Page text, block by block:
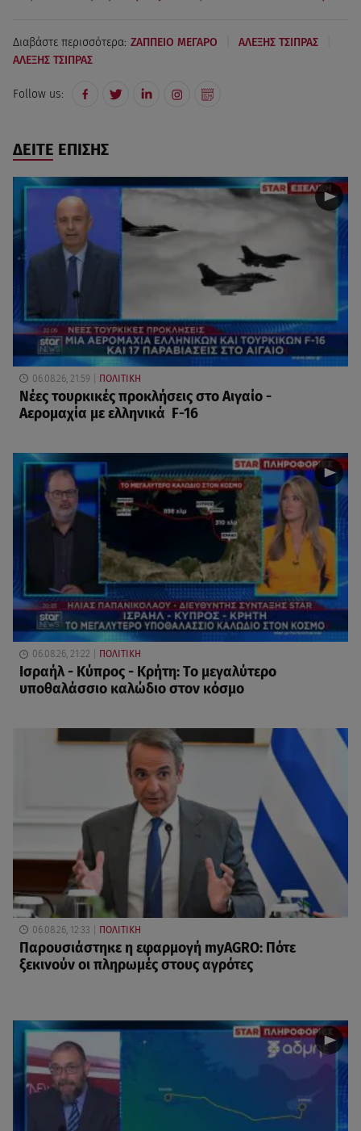
Διαβάστε περισσότερα: ΖΑΠΠΕΙΟ ΜΕΓΑΡΟ ΑΛΕΞΗΣ ΤΣΙΠΡΑΣ
ΑΛΕΞΗΣ ΤΣΙΠΡΑΣ
Follow us:
ΔΕΙΤΕ ΕΠΙΣΗΣ
06.08.26, 21:59 ΠΟΛΙΤΙΚΗ
Νέες τουρκικές προκλήσεις στο Αιγαίο -
Αερομαχία με ελληνικά F-16
06.08.26, 21:22 ΠΟΛΙΤΙΚΗ
Ισραήλ - Κύπρος - Κρήτη: Το μεγαλύτερο
υποθαλάσσιο καλώδιο στον κόσμο
06.08.26, 12:33 ΠΟΛΙΤΙΚΗ
Παρουσιάστηκε η εφαρμογή myAGRO: Πότε
ξεκινούν οι πληρωμές στους αγρότες